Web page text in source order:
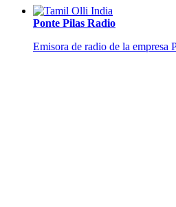
Ponte Pilas Radio
Emisora de radio de la empresa